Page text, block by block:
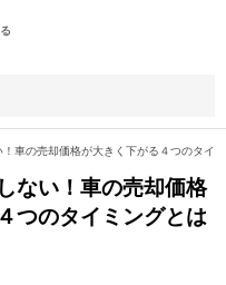
車の売却価格が大きく下がる４つのタイ
ない！車の売却価格
つのタイミングとは